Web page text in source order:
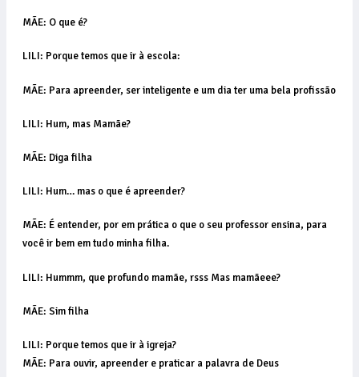
MÃE: O que é?
LILI: Porque temos que ir à escola:
MÃE: Para apreender, ser inteligente e um dia ter uma bela profissão
LILI: Hum, mas Mamãe?
MÃE: Diga filha
LILI: Hum… mas o que é apreender?
MÃE: É entender, por em prática o que o seu professor ensina, para
você ir bem em tudo minha filha.
LILI: Hummm, que profundo mamãe, rsss Mas mamãeee?
MÃE: Sim filha
LILI: Porque temos que ir à igreja?
MÃE: Para ouvir, apreender e praticar a palavra de Deus